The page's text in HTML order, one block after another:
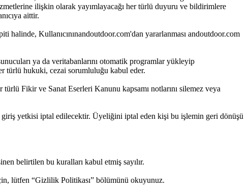
ilişkin olarak yayımlayacağı her türlü duyuru ve bildirimlere
aittir.
halinde, Kullanıcınınandoutdoor.com'dan yararlanması andoutdoor.com
ya da veritabanlarını otomatik programlar yükleyip
türlü hukuki, cezai sorumluluğu kabul eder.
Fikir ve Sanat Eserleri Kanunu kapsamı notlarını silemez veya
giriş yetkisi iptal edilecektir. Üyeliğini iptal eden kişi bu işlemin geri dönüşü
belirtilen bu kuralları kabul etmiş sayılır.
lütfen “Gizlilik Politikası” bölümünü okuyunuz.